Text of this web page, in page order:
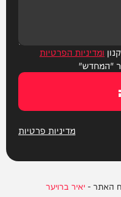
ומדיניות הפרטיות
"המחדש"
מדיניות פרטיות
האתר -יאיר ברויער